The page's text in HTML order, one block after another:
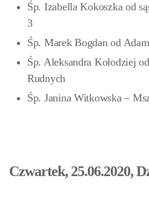
Śp. Izabella Kokoszka od
3
Śp. Marek Bogdan od
Śp. Aleksandra Kołodziej
Rudnych
Śp. Janina Witkowska –
Czwartek, 25.06.2020,